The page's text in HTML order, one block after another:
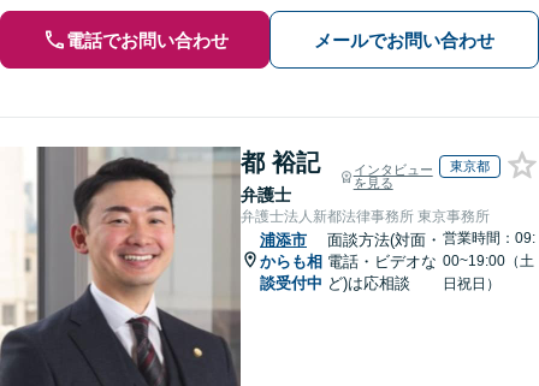
電話でお問い合わせ メールでお問い合わせ
都 裕記
弁護士
インタビュー
を見る
東京都
弁護士法人新都法律事務所 東京事務所
浦添市
からも相
談受付中
面談方法(対面・
電話・ビデオな
ど)は応相談
営業時間：09:
00~19:00（土
日祝日）